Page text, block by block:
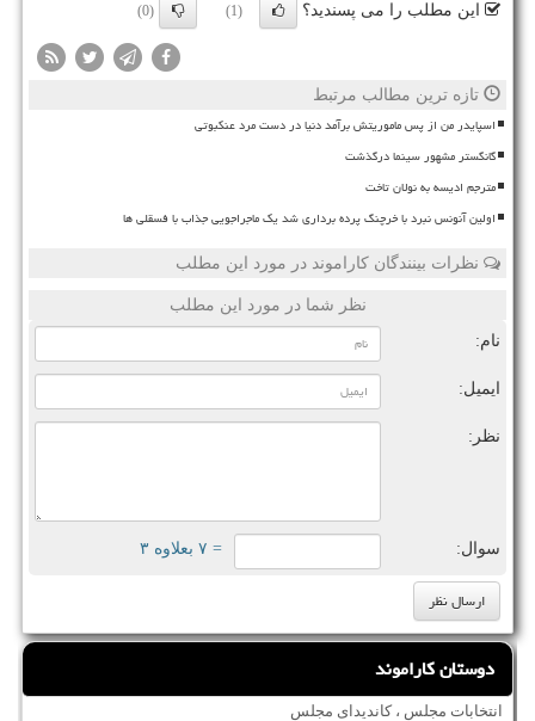
این مطلب را می پسندید؟ (1)
(0)
تازه ترین مطالب مرتبط
اسپایدر من از پس ماموریتش برآمد دنیا در دست مرد عنکبوتی
گانگستر مشهور سینما درگذشت
مترجم ادیسه به نولان تاخت
اولین آنونس نبرد با خرچنگ پرده برداری شد یک ماجراجویی جذاب با فسقلی ها
نظرات بینندگان کاراموند در مورد این مطلب
نظر شما در مورد این مطلب
نام:
ایمیل:
نظر:
سوال: = ۷ بعلاوه ۳
دوستان کاراموند
انتخابات مجلس ، کاندیدای مجلس